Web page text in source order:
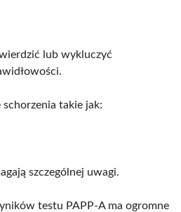
lub wykluczyć
schorzenia takie jak:
szczególnej uwagi.
testu PAPP-A ma ogromne